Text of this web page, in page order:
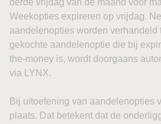
derde vrijdag van de maand voor
Weekopties expireren op vrijdag.
aandelenopties worden verhandeld
gekochte aandelenoptie die bij
the-money is, wordt doorgaans
via LYNX.
Bij uitoefening van aandelenopties
plaats. Dat betekent dat de